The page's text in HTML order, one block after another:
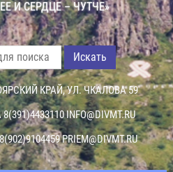
И СЕРДЦЕ – ЧУТЧЕ»
Искать
КРАЙ, УЛ. ЧКАЛОВА 59
INFO@DIVMT.RU
PRIEM@DIVMT.RU